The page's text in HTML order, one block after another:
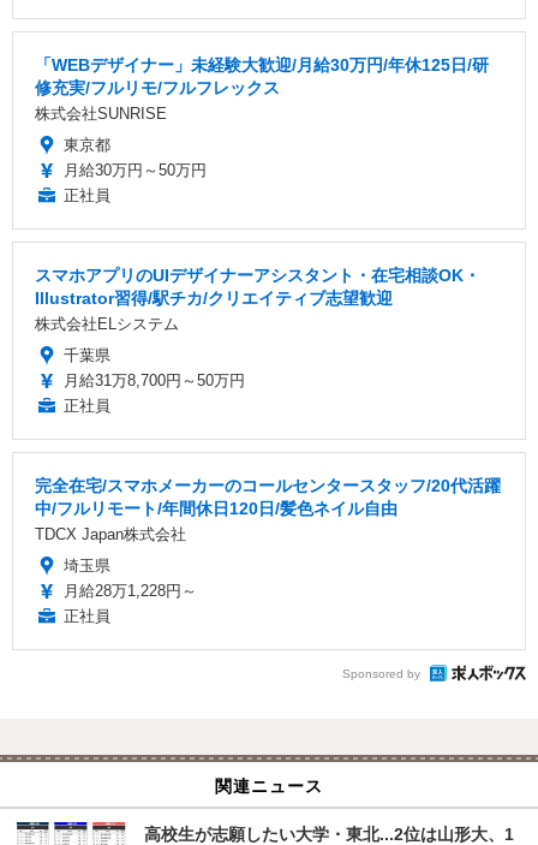
「WEBデザイナー」未経験大歓迎/月給30万円/年休125日/研
修充実/フルリモ/フルフレックス
株式会社SUNRISE
東京都
月給30万円～50万円
正社員
スマホアプリのUIデザイナーアシスタント・在宅相談OK・
Illustrator習得/駅チカ/クリエイティブ志望歓迎
株式会社ELシステム
千葉県
月給31万8,700円～50万円
正社員
完全在宅/スマホメーカーのコールセンタースタッフ/20代活躍
中/フルリモート/年間休日120日/髪色ネイル自由
TDCX Japan株式会社
埼玉県
月給28万1,228円～
正社員
Sponsored by
関連ニュース
高校生が志願したい大学・東北...2位は山形大、1